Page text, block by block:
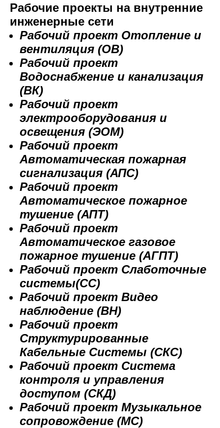
Рабочие проекты на внутренние
инженерные сети
Рабочий проект Отопление и
вентиляция (ОВ)
Рабочий проект
Водоснабжение и канализация
(ВК)
Рабочий проект
электрооборудования и
освещения (ЭОМ)
Рабочий проект
Автоматическая пожарная
сигнализация (АПС)
Рабочий проект
Автоматическое пожарное
тушение (АПТ)
Рабочий проект
Автоматическое газовое
пожарное тушение (АГПТ)
Рабочий проект Слаботочные
системы(СС)
Рабочий проект Видео
наблюдение (ВН)
Рабочий проект
Структурированные
Кабельные Системы (СКС)
Рабочий проект Система
контроля и управления
доступом (СКД)
Рабочий проект Музыкальное
сопровождение (МС)